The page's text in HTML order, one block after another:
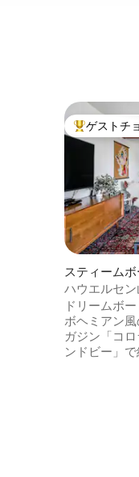
大好評のゲ
ゲストチ
スティーム
スのコンド
ハウエルセ
宿泊先
ドリームボ
ボヘミアン
ガジン「コ
ンドビー」で
に近い素晴
す。 専用ベ